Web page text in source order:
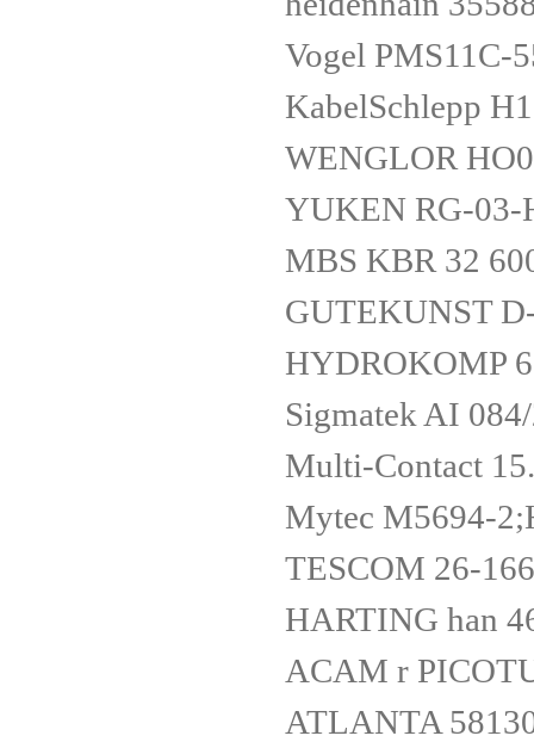
Vogel PMS11C-
KabelSchlepp
WENGLOR
YUKEN RG-03-
MBS KBR 32
GUTEKUNST
HYDROKOMP
Sigmatek AI
Multi-Contact
Mytec M5694-
TESCOM 26-
HARTING han
ACAM r
ATLANTA